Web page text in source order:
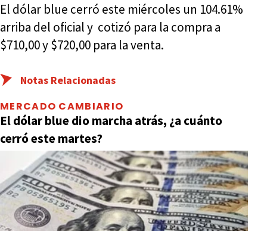
El dólar blue cerró este miércoles un 104.61%
arriba del oficial y cotizó para la compra a
$710,00 y $720,00 para la venta.
Notas Relacionadas
MERCADO CAMBIARIO
El dólar blue dio marcha atrás, ¿a cuánto
cerró este martes?